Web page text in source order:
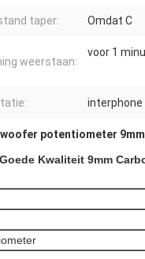
taper: Omdat C
weerstaan:
voor 1
interphone
potentiometer 9mm
Kwaliteit 9mm